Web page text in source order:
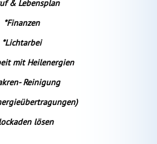
& Lebensplan
*Finanzen
*Lichtarbei
mit Heilenergien
Reinigung
lösen